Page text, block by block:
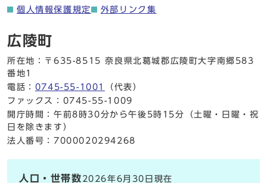
個人情報保護規定
外部リンク集
広陵町
所在地：〒635-8515 奈良県北葛城郡広陵町大字南郷583
番地1
電話： 0745-55-1001
（代表）
ファックス：0745-55-1009
開庁時間：午前8時30分から午後5時15分（土曜・日曜・祝
日を除きます）
法人番号：7000020294268
人口・世帯数 2026年6月30日現在